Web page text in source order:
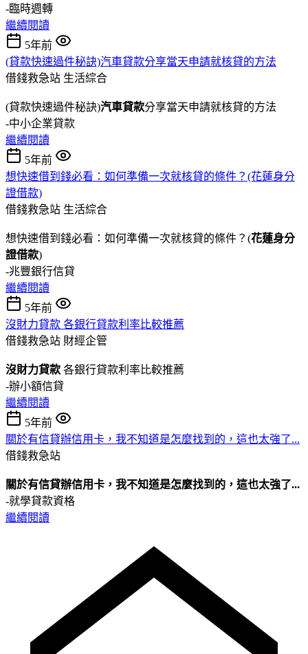
-臨時週轉
繼續閱讀
5年前
(貸款快速過件秘訣)汽車貸款分享當天申請就核貸的方法
借錢救急站 生活綜合
(貸款快速過件秘訣)汽車貸款分享當天申請就核貸的方法
-中小企業貸款
繼續閱讀
5年前
想快速借到錢必看：如何準備一次就核貸的條件？(花蓮身分
證借款)
借錢救急站 生活綜合
想快速借到錢必看：如何準備一次就核貸的條件？(花蓮身分
證借款)
-兆豐銀行信貸
繼續閱讀
5年前
沒財力貸款 各銀行貸款利率比較推薦
借錢救急站 財經企管
沒財力貸款 各銀行貸款利率比較推薦
-辦小額信貸
繼續閱讀
5年前
關於有信貸辦信用卡，我不知道是怎麼找到的，這也太強了...
借錢救急站
關於有信貸辦信用卡，我不知道是怎麼找到的，這也太強了...
-就學貸款資格
繼續閱讀